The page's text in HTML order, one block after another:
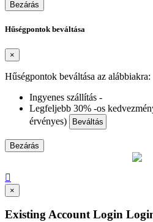
Bezárás
Hűségpontok beváltása
×
Hűségpontok beváltása az alábbiakra:
Ingyenes szállítás -
Legfeljebb 30% -os
érvényes)
Beváltás
Bezárás

×
Existing Account Login